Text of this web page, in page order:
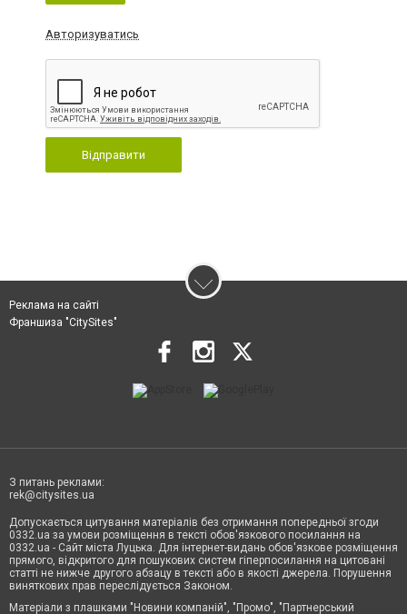
Авторизуватись
Відправити
Реклама на сайті
Франшиза "CitySites"
З питань реклами:
rek@citysites.ua
Допускається цитування матеріалів без отримання попередньої згоди
0332.ua за умови розміщення в тексті обов'язкового посилання на
0332.ua - Сайт міста Луцька. Для інтернет-видань обов'язкове розміщення
прямого, відкритого для пошукових систем гіперпосилання на цитовані
статті не нижче другого абзацу в тексті або в якості джерела. Порушення
виняткових прав переслідується Законом.
Матеріали з плашками "Новини компаній", "Промо", "Партнерський